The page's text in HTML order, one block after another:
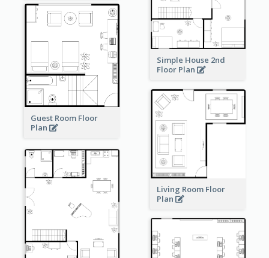
Simple House 2nd
Floor Plan
Guest Room Floor
Plan
Living Room Floor
Plan